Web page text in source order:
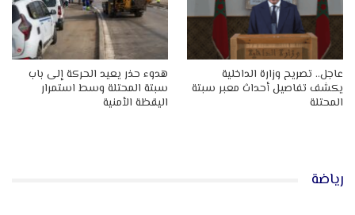
عاجل.. تصريح وزارة الداخلية
يكشف تفاصيل أحداث معبر سبتة
المحتلة
هدوء حذر يعيد الحركة إلى باب
سبتة المحتلة وسط استمرار
اليقظة الأمنية
رياضة